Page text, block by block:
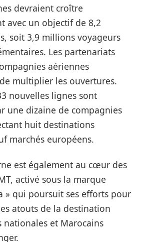
devraient croître
avec un objectif de 8,2
soit 3,9 millions voyageurs
Les partenariats
aériennes
multiplier les ouvertures.
nouvelles lignes sont
une dizaine de compagnies
huit destinations
marchés européens.
est également au cœur des
activé sous la marque
» qui poursuit ses efforts pour
atouts de la destination
nationales et Marocains